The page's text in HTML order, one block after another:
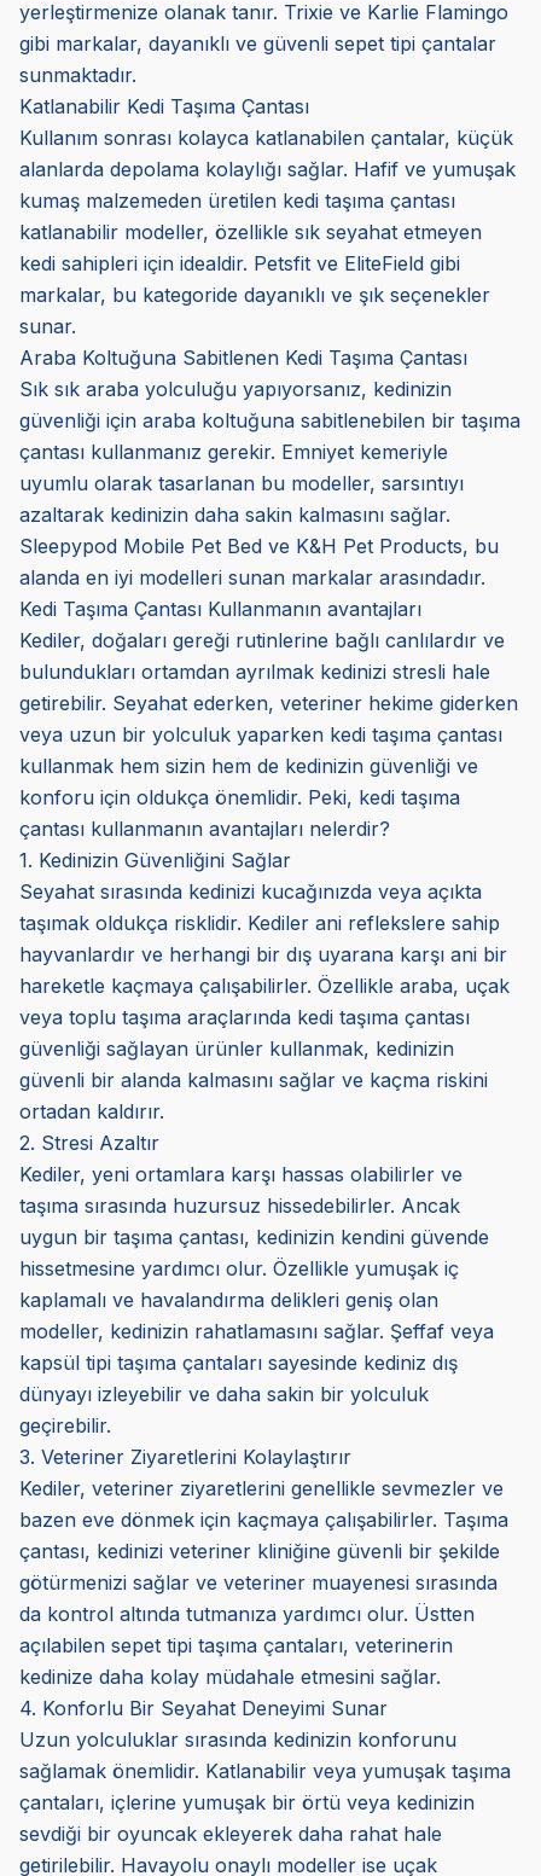
yerleştirmenize olanak tanır. Trixie ve Karlie Flamingo
gibi markalar, dayanıklı ve güvenli sepet tipi çantalar
sunmaktadır.
Katlanabilir Kedi Taşıma Çantası
Kullanım sonrası kolayca katlanabilen çantalar, küçük
alanlarda depolama kolaylığı sağlar. Hafif ve yumuşak
kumaş malzemeden üretilen kedi taşıma çantası
katlanabilir modeller, özellikle sık seyahat etmeyen
kedi sahipleri için idealdir. Petsfit ve EliteField gibi
markalar, bu kategoride dayanıklı ve şık seçenekler
sunar.
Araba Koltuğuna Sabitlenen Kedi Taşıma Çantası
Sık sık araba yolculuğu yapıyorsanız, kedinizin
güvenliği için araba koltuğuna sabitlenebilen bir taşıma
çantası kullanmanız gerekir. Emniyet kemeriyle
uyumlu olarak tasarlanan bu modeller, sarsıntıyı
azaltarak kedinizin daha sakin kalmasını sağlar.
Sleepypod Mobile Pet Bed ve K&H Pet Products, bu
alanda en iyi modelleri sunan markalar arasındadır.
Kedi Taşıma Çantası Kullanmanın avantajları
Kediler, doğaları gereği rutinlerine bağlı canlılardır ve
bulundukları ortamdan ayrılmak kedinizi stresli hale
getirebilir. Seyahat ederken, veteriner hekime giderken
veya uzun bir yolculuk yaparken kedi taşıma çantası
kullanmak hem sizin hem de kedinizin güvenliği ve
konforu için oldukça önemlidir. Peki, kedi taşıma
çantası kullanmanın avantajları nelerdir?
1. Kedinizin Güvenliğini Sağlar
Seyahat sırasında kedinizi kucağınızda veya açıkta
taşımak oldukça risklidir. Kediler ani reflekslere sahip
hayvanlardır ve herhangi bir dış uyarana karşı ani bir
hareketle kaçmaya çalışabilirler. Özellikle araba, uçak
veya toplu taşıma araçlarında kedi taşıma çantası
güvenliği sağlayan ürünler kullanmak, kedinizin
güvenli bir alanda kalmasını sağlar ve kaçma riskini
ortadan kaldırır.
2. Stresi Azaltır
Kediler, yeni ortamlara karşı hassas olabilirler ve
taşıma sırasında huzursuz hissedebilirler. Ancak
uygun bir taşıma çantası, kedinizin kendini güvende
hissetmesine yardımcı olur. Özellikle yumuşak iç
kaplamalı ve havalandırma delikleri geniş olan
modeller, kedinizin rahatlamasını sağlar. Şeffaf veya
kapsül tipi taşıma çantaları sayesinde kediniz dış
dünyayı izleyebilir ve daha sakin bir yolculuk
geçirebilir.
3. Veteriner Ziyaretlerini Kolaylaştırır
Kediler, veteriner ziyaretlerini genellikle sevmezler ve
bazen eve dönmek için kaçmaya çalışabilirler. Taşıma
çantası, kedinizi veteriner kliniğine güvenli bir şekilde
götürmenizi sağlar ve veteriner muayenesi sırasında
da kontrol altında tutmanıza yardımcı olur. Üstten
açılabilen sepet tipi taşıma çantaları, veterinerin
kedinize daha kolay müdahale etmesini sağlar.
4. Konforlu Bir Seyahat Deneyimi Sunar
Uzun yolculuklar sırasında kedinizin konforunu
sağlamak önemlidir. Katlanabilir veya yumuşak taşıma
çantaları, içlerine yumuşak bir örtü veya kedinizin
sevdiği bir oyuncak ekleyerek daha rahat hale
getirilebilir. Havayolu onaylı modeller ise uçak